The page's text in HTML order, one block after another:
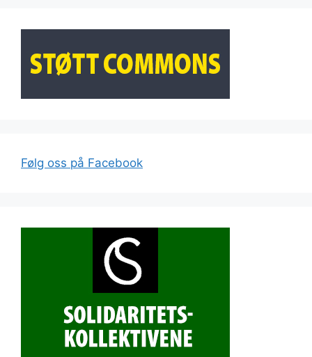
Følg oss på Facebook